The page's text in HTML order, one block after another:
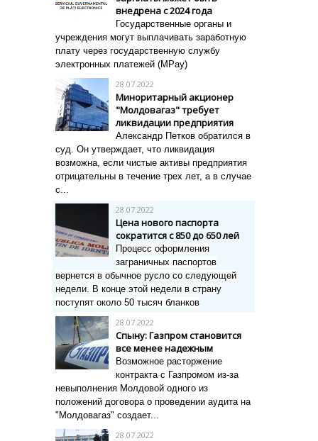
внедрена с 2024 года
Государственные органы и
учреждения могут выплачивать заработную
плату через государственную службу
электронных платежей (MPay)
28.07.2022
Миноритарный акционер
"Молдовагаз" требует
ликвидации предприятия
Александр Петков обратился в
суд. Он утверждает, что ликвидация
возможна, если чистые активы предприятия
отрицательны в течение трех лет, а в случае
с...
28.07.2022
Цена нового паспорта
сократится с 850 до 650 лей
Процесс оформления
заграничных паспортов
вернется в обычное русло со следующей
недели. В конце этой недели в страну
поступят около 50 тысяч бланков
28.07.2022
Спыну: Газпром становится
все менее надежным
Возможное расторжение
контракта с Газпромом из-за
невыполнения Молдовой одного из
положений договора о проведении аудита на
"Молдовагаз" создает...
28.07.2022